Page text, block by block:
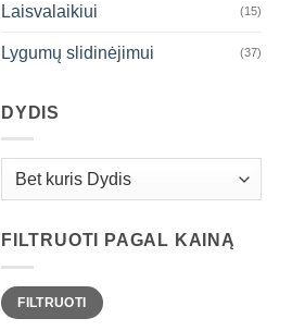
Laisvalaikiui (15)
Lygumų slidinėjimui (37)
DYDIS
FILTRUOTI PAGAL KAINĄ
Min
kaina
Maks
kainaFILTRUOTI